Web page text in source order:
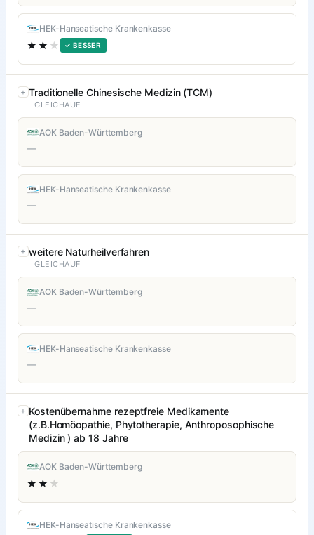
HEK-Hanseatische Krankenkasse
★★ ★ ✓ BESSER
Traditionelle Chinesische Medizin (TCM)
GLEICHAUF
AOK Baden-Württemberg
—
HEK-Hanseatische Krankenkasse
—
weitere Naturheilverfahren
GLEICHAUF
AOK Baden-Württemberg
—
HEK-Hanseatische Krankenkasse
—
Kostenübernahme rezeptfreie Medikamente
(z.B.Homöopathie, Phytotherapie, Anthroposophische
Medizin ) ab 18 Jahre
AOK Baden-Württemberg
★★ ★
HEK-Hanseatische Krankenkasse